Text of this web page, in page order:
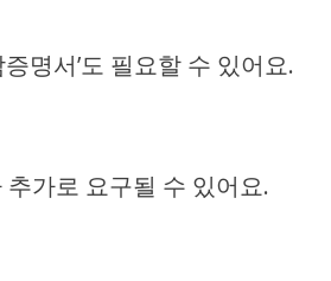
명서’도 필요할 수 있어요.
가로 요구될 수 있어요.